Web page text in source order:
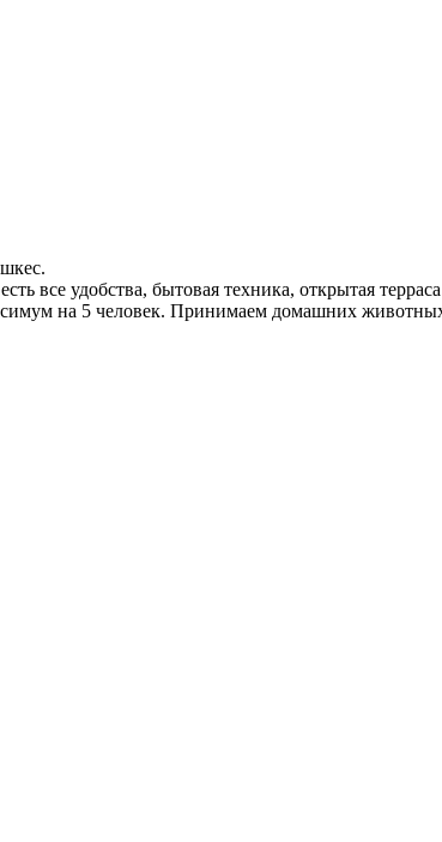
все удобства, бытовая техника, открытая
на 5 человек. Принимаем домашних